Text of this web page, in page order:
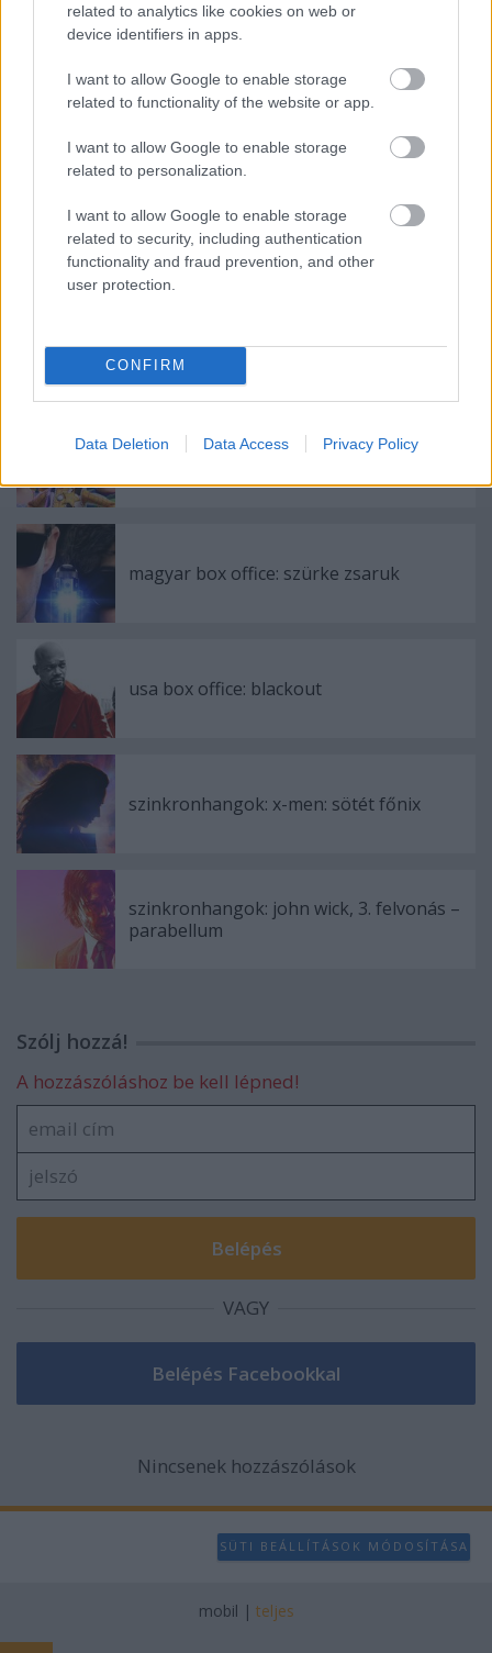
related to analytics like cookies on web or
device identifiers in apps.
I want to allow Google to enable storage
related to functionality of the website or app.
I want to allow Google to enable storage
related to personalization.
I want to allow Google to enable storage
related to security, including authentication
functionality and fraud prevention, and other
user protection.
CONFIRM
Data Deletion Data Access Privacy Policy
Címkék:fox comics fantasy tv show neil gaiman
warner
sandman david s goyer
joseph gordon levitt adaptation american gods
filmhir
joseph gordon-levitt film hir tom ellis chloe dancer
woodside
Ajánlott bejegyzések:
usa box office: toy's play
magyar box office: szürke zsaruk
usa box office: blackout
szinkronhangok: x-men: sötét főnix
szinkronhangok: john wick, 3. felvonás –
parabellum
Szólj hozzá!
A hozzászóláshoz be kell lépned!
VAGY
Nincsenek hozzászólások
SÜTI BEÁLLÍTÁSOK MÓDOSÍTÁSA
mobil | teljes